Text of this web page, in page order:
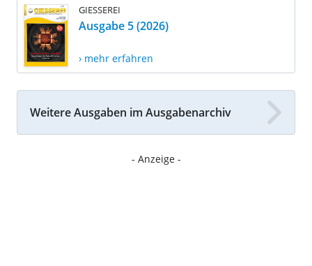
GIESSEREI
Ausgabe 5 (2026)
› mehr erfahren
Weitere Ausgaben im Ausgabenarchiv
- Anzeige -